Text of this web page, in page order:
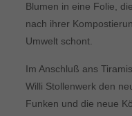
Blumen in eine Folie,
nach ihrer
Umwelt schont.
Im Anschluß ans
Willi Stollenwerk den
Funken und die neue